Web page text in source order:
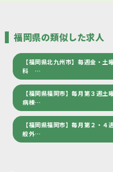
福岡県の類似した求人
【福岡県北九州市】毎週金・
科 …
【福岡県福岡市】毎月第３
病棟…
【福岡県福岡市】毎月第２・
般外…